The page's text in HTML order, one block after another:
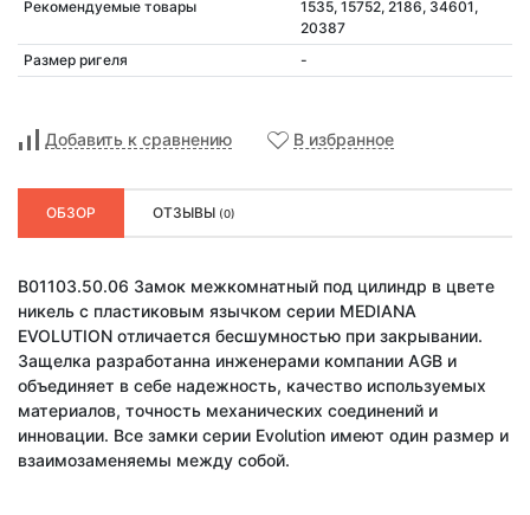
Рекомендуемые товары
1535, 15752, 2186, 34601,
20387
Размер ригеля
-
Добавить к сравнению В избранное
ОБЗОР ОТЗЫВЫ (0)
B01103.50.06 Замок межкомнатный под цилиндр в цвете
никель с пластиковым язычком серии MEDIANA
EVOLUTION отличается бесшумностью при закрывании.
Защелка разработанна инженерами компании AGB и
объединяет в себе надежность, качество используемых
материалов, точность механических соединений и
инновации. Все замки серии Evolution имеют один размер и
взаимозаменяемы между собой.